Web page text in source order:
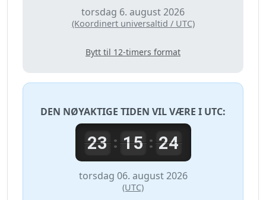
torsdag 6. august 2026
(Koordinert universaltid / UTC)
Bytt til 12-timers format
DEN NØYAKTIGE TIDEN VIL VÆRE I UTC:
23: 15: 24
torsdag 06. august 2026
(UTC)